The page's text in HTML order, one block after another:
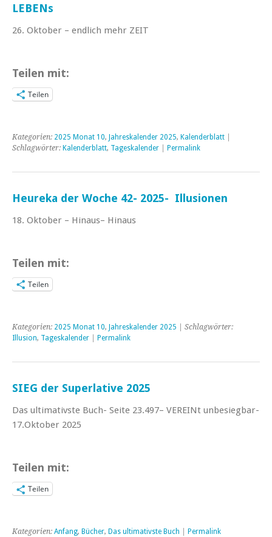
LEBENs
26. Oktober – endlich mehr ZEIT
Teilen mit:
Teilen
Kategorien: 2025 Monat 10, Jahreskalender 2025, Kalenderblatt
Schlagwörter: Kalenderblatt, Tageskalender Permalink
Heureka der Woche 42- 2025- Illusionen
18. Oktober – Hinaus– Hinaus
Teilen mit:
Teilen
Kategorien: 2025 Monat 10, Jahreskalender 2025 | Schlagwörter:
Illusion, Tageskalender Permalink
SIEG der Superlative 2025
Das ultimativste Buch- Seite 23.497– VEREINt unbesiegbar-
17.Oktober 2025
Teilen mit:
Teilen
Kategorien: Anfang, Bücher, Das ultimativste Buch Permalink